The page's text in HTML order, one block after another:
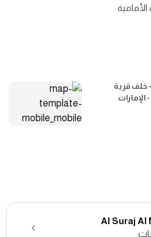
الأمامية
سوق الحراج، صالة العرض رقم 106 - خلف قرية
الإمارات
Al Suraj Al